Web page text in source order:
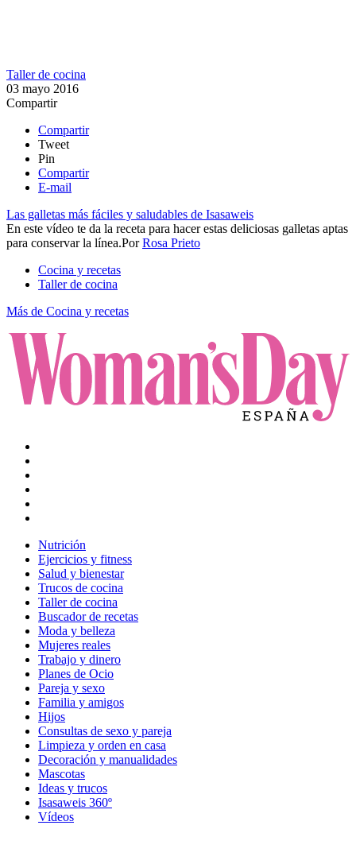
Taller de cocina
03 mayo 2016
Compartir
Compartir
Tweet
Pin
Compartir
E-mail
Las galletas más fáciles y saludables de Isasaweis
En este vídeo te da la receta para hacer estas deliciosas galletas aptas
para conservar la línea.​​PorRosa Prieto
Cocina y recetas
Taller de cocina
Más de Cocina y recetas
Nutrición
Ejercicios y fitness
Salud y bienestar
Trucos de cocina
Taller de cocina
Buscador de recetas
Moda y belleza
Mujeres reales
Trabajo y dinero
Planes de Ocio
Pareja y sexo
Familia y amigos
Hijos
Consultas de sexo y pareja
Limpieza y orden en casa
Decoración y manualidades
Mascotas
Ideas y trucos
Isasaweis 360º
Vídeos